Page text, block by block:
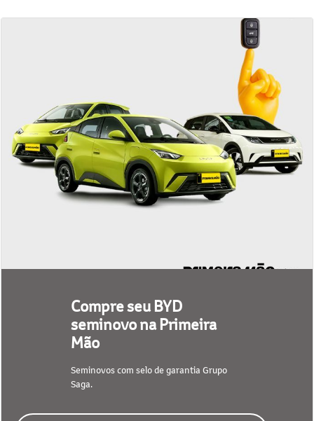
Compre seu BYD
seminovo na Primeira
Mão
Seminovos com selo de garantia Grupo
Saga.